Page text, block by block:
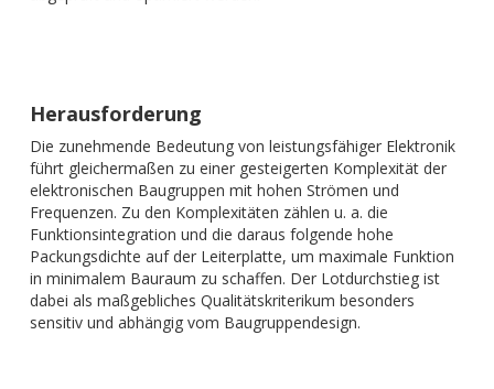
Herausforderung
Die zunehmende Bedeutung von leistungsfähiger Elektronik
führt gleichermaßen zu einer gesteigerten Komplexität der
elektronischen Baugruppen mit hohen Strömen und
Frequenzen. Zu den Komplexitäten zählen u. a. die
Funktionsintegration und die daraus folgende hohe
Packungsdichte auf der Leiterplatte, um maximale Funktion
in minimalem Bauraum zu schaffen. Der Lotdurchstieg ist
dabei als maßgebliches Qualitätskriterikum besonders
sensitiv und abhängig vom Baugruppendesign.